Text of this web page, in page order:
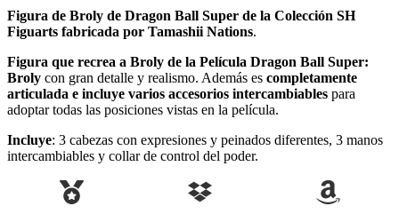
Figura de Broly de Dragon Ball Super de la Colección SH
Figuarts fabricada por Tamashii Nations.
Figura que recrea a Broly de la Película Dragon Ball Super:
Broly con gran detalle y realismo. Además es completamente
articulada e incluye varios accesorios intercambiables para
adoptar todas las posiciones vistas en la película.
Incluye: 3 cabezas con expresiones y peinados diferentes, 3 manos
intercambiables y collar de control del poder.